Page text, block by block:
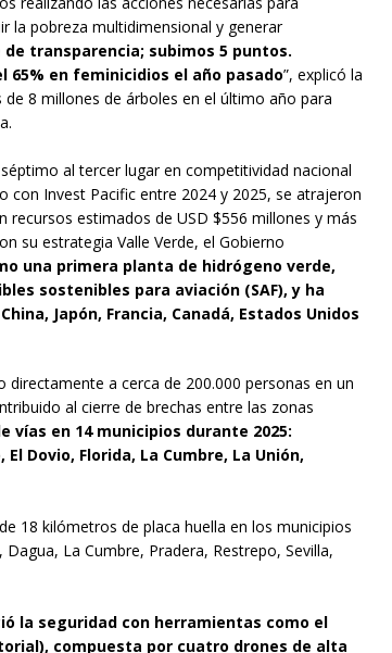
la pobreza multidimensional y generar
transparencia; subimos 5 puntos.
65% en feminicidios el año pasado”, explicó la
8 millones de árboles en el último año para
al tercer lugar en competitividad nacional
con Invest Pacific entre 2024 y 2025, se atrajeron
estimados de USD $556 millones y más
su estrategia Valle Verde, el Gobierno
una primera planta de hidrógeno verde,
sostenibles para aviación (SAF), y ha
Japón, Francia, Canadá, Estados Unidos
a cerca de 200.000 personas en un
al cierre de brechas entre las zonas
vías en 14 municipios durante 2025:
Dovio, Florida, La Cumbre, La Unión,
18 kilómetros de placa huella en los municipios
La Cumbre, Pradera, Restrepo, Sevilla,
la seguridad con herramientas como el
compuesta por cuatro drones de alta